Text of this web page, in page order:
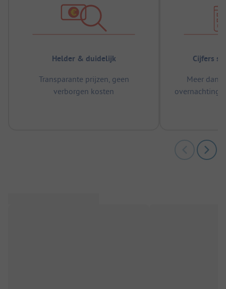
Helder & duidelijk
Transparante prijzen, geen
verborgen kosten
Cijfers
Meer dan